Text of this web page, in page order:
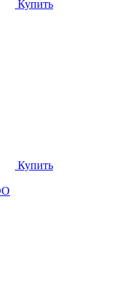
Купить
Купить